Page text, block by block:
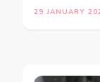
29 JANUARY